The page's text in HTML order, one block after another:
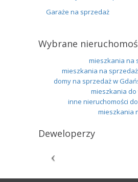
Garaże na sprzedaż
Wybrane
mieszkania na
mieszkania na
domy na sprzedaż w
mieszkania
inne nieruchomości
mieszkania
Deweloperzy